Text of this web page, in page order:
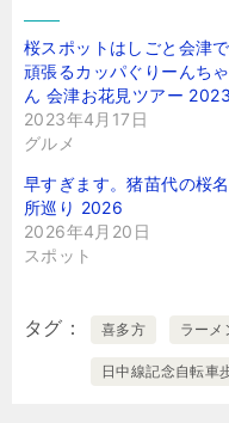
桜スポットはしごと会津で
頑張るカッパぐりーんちゃ
ん 会津お花見ツアー 2023
2023年4月17日
グルメ
早すぎます。猪苗代の桜名
所巡り 2026
2026年4月20日
スポット
タグ 喜多方 ラーメ
日中線記念自転車